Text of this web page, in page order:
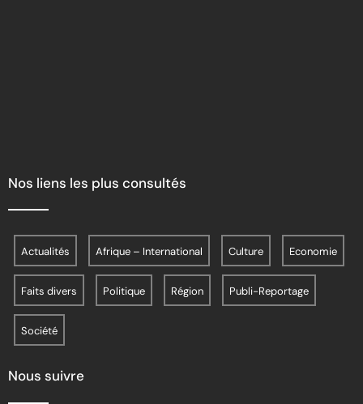
Nos liens les plus consultés
Actualités Afrique – International Culture Economie
Faits divers Politique Région Publi-Reportage
Société
Nous suivre